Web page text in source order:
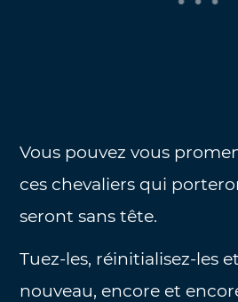
Vous pouvez vous
ces chevaliers qui
seront sans tête.
Tuez-les, réinitialisez-les
nouveau, encore et